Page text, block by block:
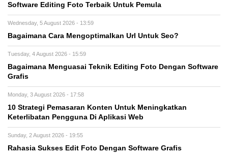
Software Editing Foto Terbaik Untuk Pemula
Wednesday, 5 August 2026 - 13:59
Bagaimana Cara Mengoptimalkan Url Untuk Seo?
Tuesday, 4 August 2026 - 15:59
Bagaimana Menguasai Teknik Editing Foto Dengan Software
Grafis
Monday, 3 August 2026 - 17:58
10 Strategi Pemasaran Konten Untuk Meningkatkan
Keterlibatan Pengguna Di Aplikasi Web
Sunday, 2 August 2026 - 19:55
Rahasia Sukses Edit Foto Dengan Software Grafis